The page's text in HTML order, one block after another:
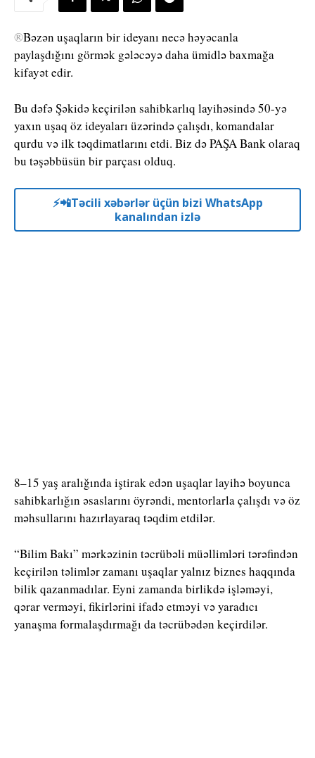
®Bəzən uşaqların bir ideyanı necə həyəcanla
paylaşdığını görmək gələcəyə daha ümidlə baxmağa
kifayət edir.
Bu dəfə Şəkidə keçirilən sahibkarlıq layihəsində 50-yə
yaxın uşaq öz ideyaları üzərində çalışdı, komandalar
qurdu və ilk təqdimatlarını etdi. Biz də PAŞA Bank olaraq
bu təşəbbüsün bir parçası olduq.
⚡️📲Təcili xəbərlər üçün bizi WhatsApp
kanalından izlə
8–15 yaş aralığında iştirak edən uşaqlar layihə boyunca
sahibkarlığın əsaslarını öyrəndi, mentorlarla çalışdı və öz
məhsullarını hazırlayaraq təqdim etdilər.
“Bilim Bakı” mərkəzinin təcrübəli müəllimləri tərəfindən
keçirilən təlimlər zamanı uşaqlar yalnız biznes haqqında
bilik qazanmadılar. Eyni zamanda birlikdə işləməyi,
qərar verməyi, fikirlərini ifadə etməyi və yaradıcı
yanaşma formalaşdırmağı da təcrübədən keçirdilər.